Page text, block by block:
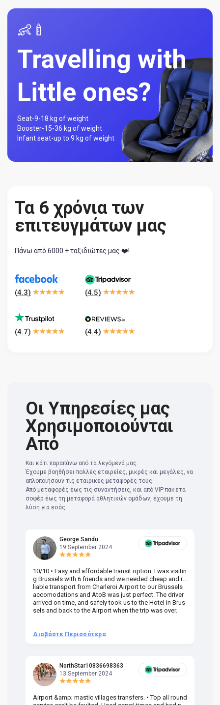
👶🍼
Travelling with
Little ones?
Seat-9-18 kg of weight
Booster-15-36 kg of weight
Infant seat-up to 9 kg of weight
Τα 6 χρόνια των
επιτευγμάτων μας
Πάνω από 6000 + ταξιδιώτες μας ❤️!
(4.3) (4.5)
(4.7) (4.4)
Οι Υπηρεσίες μας
Χρησιμοποιούνται
Από
Και κάτι παραπάνω από τα λεγόμενά μας.
Έχουμε βοηθήσει πολλές εταιρείες, μικρές και μεγάλες, να
απλοποιήσουν τις εταιρικές μεταφορές τους.
Από μεταφορές έως τις συναντήσεις, και από VIP πακέτα
σοφέρ έως τη μεταφορά αθλητικών ομάδων, έχουμε τη
λύση για εσάς.
George Sandu
19 September 2024
10/10 • Easy and affordable transit option. I was visitin
g Brussels with 6 friends and we needed cheap and re
liable transport from Charleroi Airport to our Brussels
accomodations and AtoB was just perfect. The driver
arrived on time, and safely took us to the Hotel in Brus
sels and back to the Airport when the trip was over.
Διαβάστε Περισσότερα
NorthStar10836698363
13 September 2024
Airport &amp; mastic villages transfers. • Top all round